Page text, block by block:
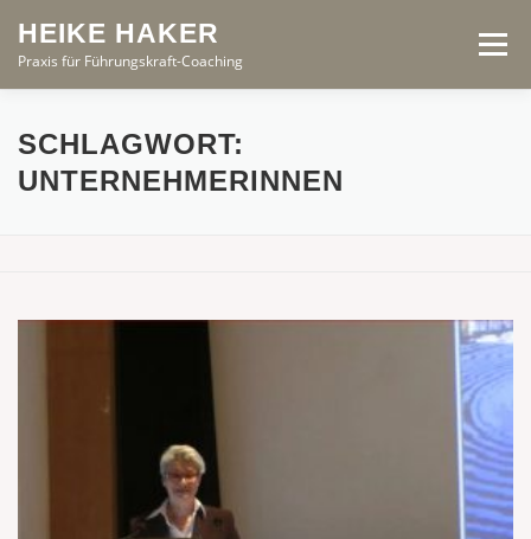
Inhalt
springen
HEIKE HAKER
Praxis für Führungskraft-Coaching
Menü
START ANGEBOTE
SCHLAGWORT:
UNTERNEHMERINNEN